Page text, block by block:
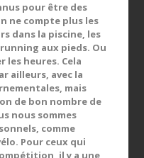
pour être des
ne compte plus les
dans la piscine, les
aux pieds. Ou
les heures. Cela
ailleurs, avec la
mais
de bon nombre de
nous sommes
comme
Pour ceux qui
il y a une